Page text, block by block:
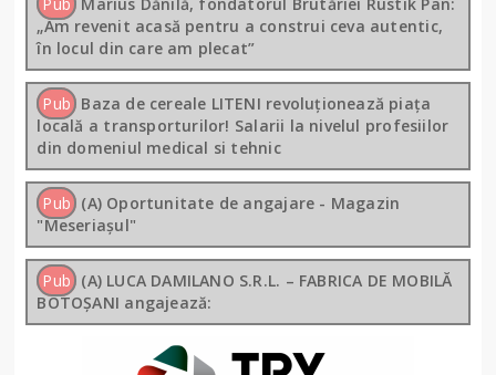
Pub Marius Dănilă, fondatorul Brutăriei Rustik Pan:
„Am revenit acasă pentru a construi ceva autentic,
în locul din care am plecat”
Pub Baza de cereale LITENI revoluționează piața
locală a transporturilor! Salarii la nivelul profesiilor
din domeniul medical si tehnic
Pub (A) Oportunitate de angajare - Magazin
"Meseriașul"
Pub (A) LUCA DAMILANO S.R.L. – FABRICA DE MOBILĂ
BOTOȘANI angajează: